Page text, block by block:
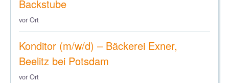
Backstube
vor Ort
Konditor (m/w/d) – Bäckerei Exner,
Beelitz bei Potsdam
vor Ort